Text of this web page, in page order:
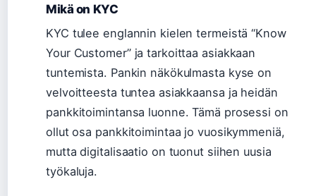
Mikä on KYC
KYC tulee englannin kielen termeistä “Know
Your Customer” ja tarkoittaa asiakkaan
tuntemista. Pankin näkökulmasta kyse on
velvoitteesta tuntea asiakkaansa ja heidän
pankkitoimintansa luonne. Tämä prosessi on
ollut osa pankkitoimintaa jo vuosikymmeniä,
mutta digitalisaatio on tuonut siihen uusia
työkaluja.